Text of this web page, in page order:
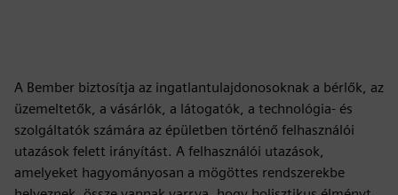
A Bember biztosítja az ingatlantulajdonosoknak a bérlők, az
üzemeltetők, a vásárlók, a látogatók, a technológia- és
szolgáltatók számára az épületben történő felhasználói
utazások felett irányítást. A felhasználói utazások,
amelyeket hagyományosan a mögöttes rendszerekbe